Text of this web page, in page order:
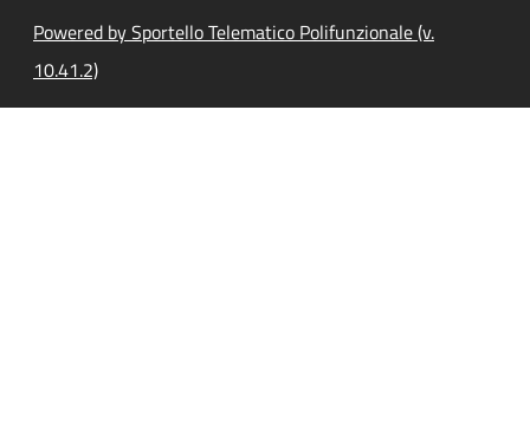
Powered by Sportello Telematico Polifunzionale (v.
10.41.2)